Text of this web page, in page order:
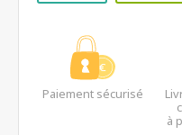
Paiement sécurisé
à